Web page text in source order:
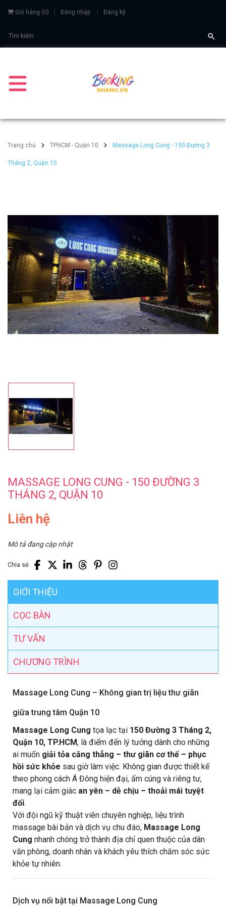
Giỏ hàng (0) Đăng nhập Đăng ký
Trang chủ TPHCM - Quận 10 Massage Long Cung - 150 Đường 3
Tháng 2, Quận 10
MASSAGE LONG CUNG - 150 ĐƯỜNG 3
THÁNG 2, QUẬN 10
Liên hệ
Mô tả đang cập nhật
Chia sẻ:
GIỚI THIỆU
CỌC BÀN
TƯ VẤN
CHƯƠNG TRÌNH
Massage Long Cung – Không gian trị liệu thư giãn
giữa trung tâm Quận 10
Massage Long Cung tọa lạc tại 150 Đường 3 Tháng 2,
Quận 10, TP.HCM, là điểm đến lý tưởng dành cho những
ai muốn giải tỏa căng thẳng – thư giãn cơ thể – phục
hồi sức khỏe sau giờ làm việc. Không gian được thiết kế
theo phong cách Á Đông hiện đại, ấm cúng và riêng tư,
mang lại cảm giác an yên – dễ chịu – thoải mái tuyệt
đối.
Với đội ngũ kỹ thuật viên chuyên nghiệp, liệu trình
massage bài bản và dịch vụ chu đáo, Massage Long
Cung nhanh chóng trở thành địa chỉ quen thuộc của dân
văn phòng, doanh nhân và khách yêu thích chăm sóc sức
khỏe tự nhiên.
Dịch vụ nổi bật tại Massage Long Cung